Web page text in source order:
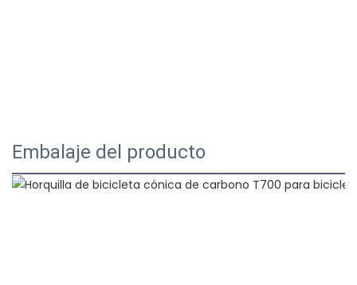
Embalaje del producto